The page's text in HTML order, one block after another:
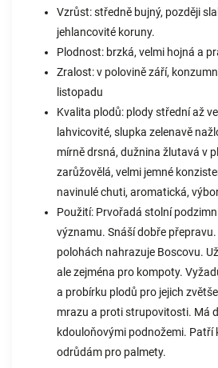
Vzrůst: středně bujný, později
jehlancovité koruny.
Plodnost: brzká, velmi hojná a
Zralost: v polovině září,
listopadu
Kvalita plodů: plody střední až
lahvicovité, slupka zelenavě
mírně drsná, dužnina žlutavá v
zarůžovělá, velmi jemné
navinulé chuti, aromatická,
Použití: Prvořadá stolní
významu. Snáší dobře
polohách nahrazuje Boscovu.
ale zejména pro kompoty.
a probírku plodů pro jejich
mrazu a proti strupovitosti. Má
kdouloňovými podnožemi. Patří
odrůdám pro palmety.